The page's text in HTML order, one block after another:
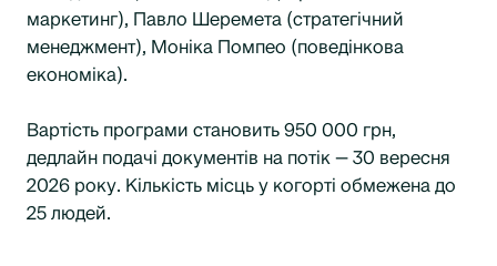
маркетинг), Павло Шеремета (стратегічний
менеджмент), Моніка Помпео (поведінкова
економіка).
Вартість програми становить 950 000 грн,
дедлайн подачі документів на потік — 30 вересня
2026 року. Кількість місць у когорті обмежена до
25 людей.